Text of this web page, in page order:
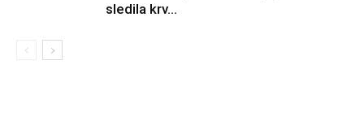
sledila krv...